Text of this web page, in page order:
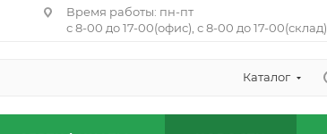
Время работы: пн-пт
с 8-00 до 17-00(офис), с 8-00 до 17-00(склад)
Каталог